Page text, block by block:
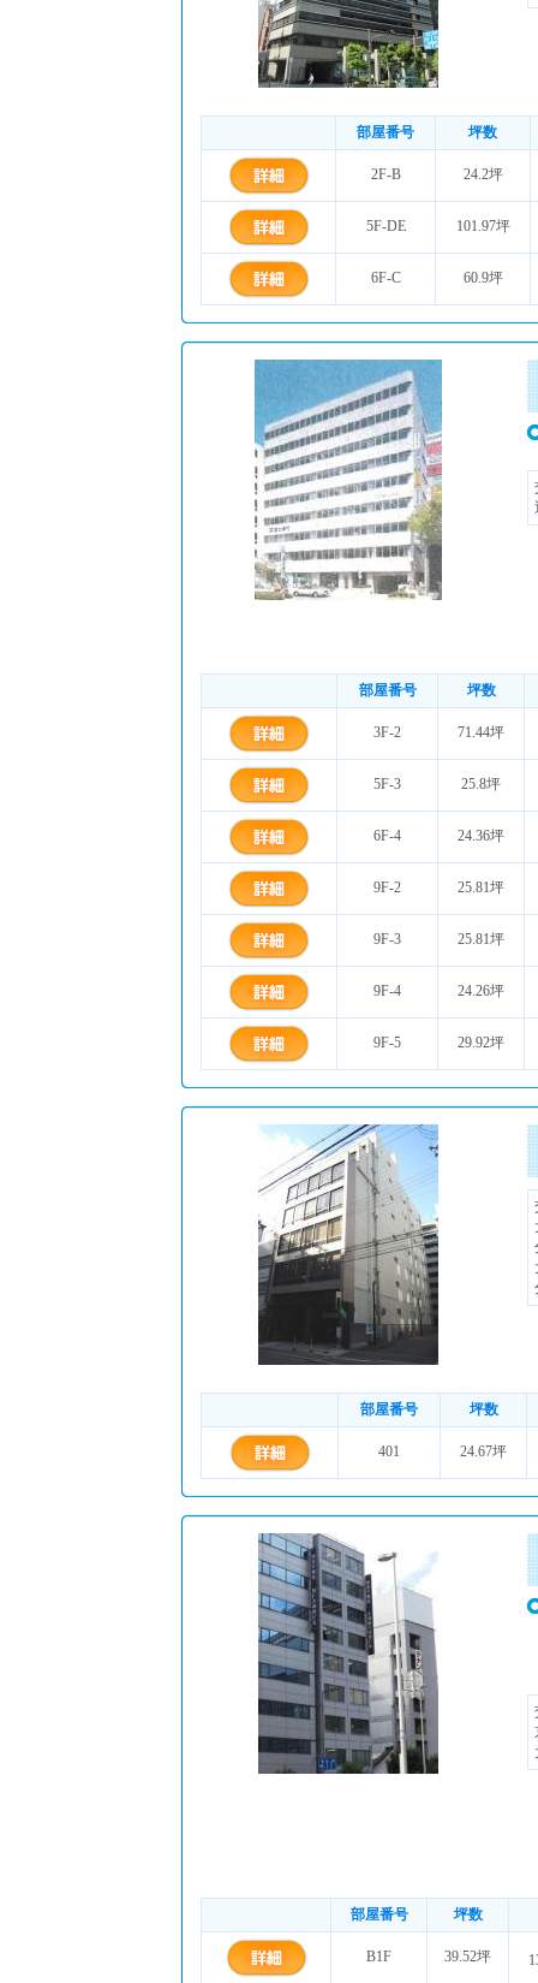
部屋番号 坪数
2F-B 24.2坪
5F-DE 101.97坪
6F-C 60.9坪
部屋番号 坪数
3F-2 71.44坪
5F-3 25.8坪
6F-4 24.36坪
9F-2 25.81坪
9F-3 25.81坪
9F-4 24.26坪
9F-5 29.92坪
部屋番号 坪数
401 24.67坪
部屋番号 坪数
B1F 39.52坪